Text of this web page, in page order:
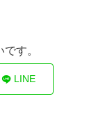
す。
LINE